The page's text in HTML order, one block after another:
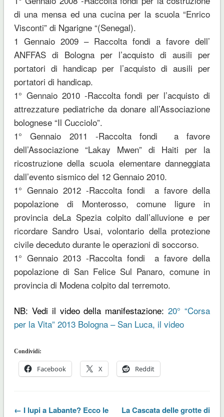
di una mensa ed una cucina per la scuola “Enrico
Visconti” di Ngarigne “(Senegal).
1 Gennaio 2009 – Raccolta fondi a favore dell’
ANFFAS di Bologna per l’acquisto di ausili per
portatori di handicap per l’acquisto di ausili per
portatori di handicap.
1° Gennaio 2010 -Raccolta fondi per l’acquisto di
attrezzature pediatriche da donare all’Associazione
bolognese “Il Cucciolo”.
1° Gennaio 2011 -Raccolta fondi a favore
dell’Associazione “Lakay Mwen” di Haiti per la
ricostruzione della scuola elementare danneggiata
dall’evento sismico del 12 Gennaio 2010.
1° Gennaio 2012 -Raccolta fondi a favore della
popolazione di Monterosso, comune ligure in
provincia deLa Spezia colpito dall’alluvione e per
ricordare Sandro Usai, volontario della protezione
civile deceduto durante le operazioni di soccorso.
1° Gennaio 2013 -Raccolta fondi a favore della
popolazione di San Felice Sul Panaro, comune in
provincia di Modena colpito dal terremoto.
NB: Vedi il video della manifestazione:20° “Corsa
per la Vita” 2013 Bologna – San Luca, il video
Condividi:
Facebook X Reddit
← I lupi a Labante? Ecco le
La Cascata delle grotte di